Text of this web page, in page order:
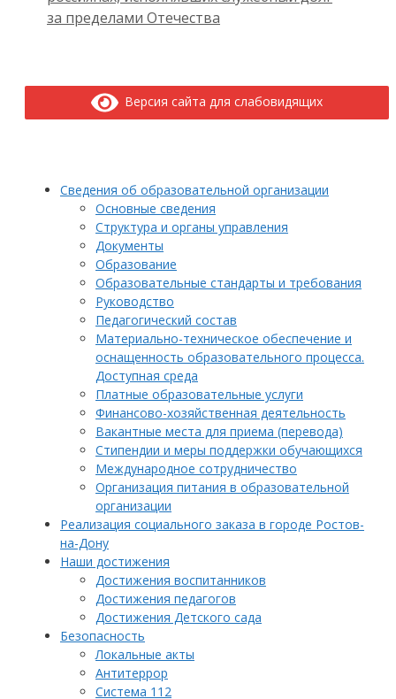
за пределами Отечества
Версия сайта для слабовидящих
Сведения об образовательной организации
Основные сведения
Структура и органы управления
Документы
Образование
Образовательные стандарты и требования
Руководство
Педагогический состав
Материально-техническое обеспечение и
оснащенность образовательного процесса.
Доступная среда
Платные образовательные услуги
Финансово-хозяйственная деятельность
Вакантные места для приема (перевода)
Стипендии и меры поддержки обучающихся
Международное сотрудничество
Организация питания в образовательной
организации
Реализация социального заказа в городе Ростов-
на-Дону
Наши достижения
Достижения воспитанников
Достижения педагогов
Достижения Детского сада
Безопасность
Локальные акты
Антитеррор
Система 112